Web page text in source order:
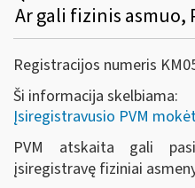
Registracijos numeris
Ši informacija skelbiama:
Įsiregistravusio PVM
PVM atskaita gali
įsiregistravę fiziniai